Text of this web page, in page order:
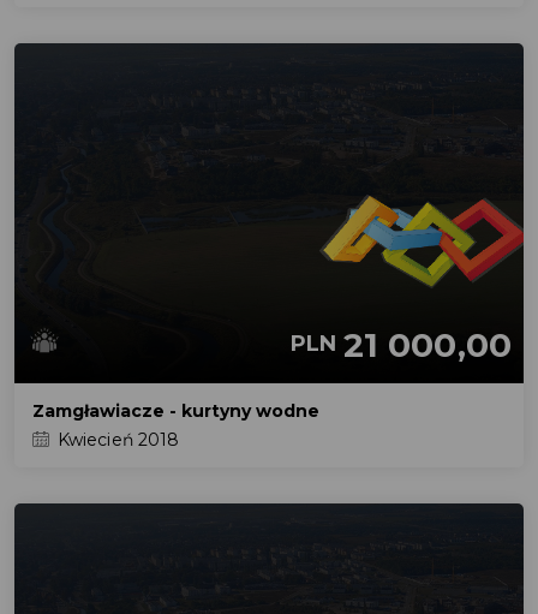
PLN 21 000,00
Zamgławiacze - kurtyny wodne
Kwiecień 2018